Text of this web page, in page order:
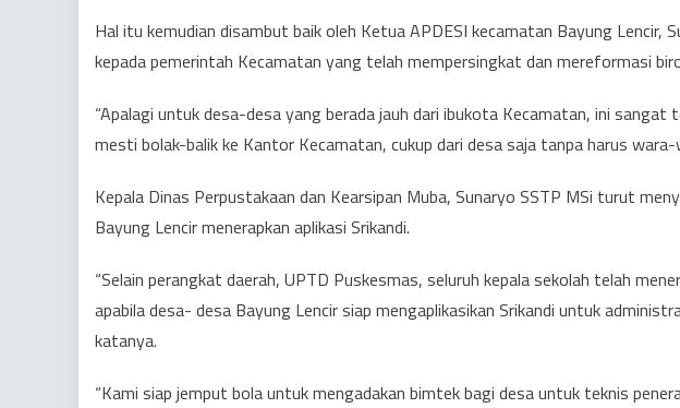
Hal itu kemudian disambut baik oleh Ketua APDESI kecamatan Bayung Lencir,
kepada pemerintah Kecamatan yang telah mempersingkat dan mereformasi
“Apalagi untuk desa-desa yang berada jauh dari ibukota Kecamatan, ini
mesti bolak-balik ke Kantor Kecamatan, cukup dari desa saja tanpa harus wara-
Kepala Dinas Perpustakaan dan Kearsipan Muba, Sunaryo SSTP MSi turut
Bayung Lencir menerapkan aplikasi Srikandi.
“Selain perangkat daerah, UPTD Puskesmas, seluruh kepala sekolah telah
apabila desa- desa Bayung Lencir siap mengaplikasikan Srikandi untuk
katanya.
“Kami siap jemput bola untuk mengadakan bimtek bagi desa untuk teknis